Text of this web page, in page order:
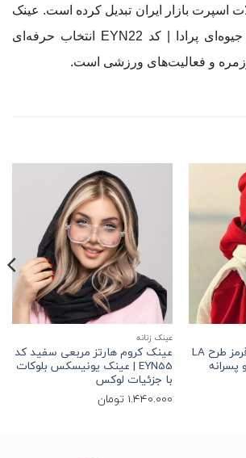
اسپرت بازار ایران تبدیل کرده است. عینک
مردانه ورزشی لنز جیوه‌ای پرادا | کد EYN22 انتخاب حرفه‌ای
و فعالیت‌های ورزشی است.
کلاه زمستانی بافتنی قرمز طرح LA
عینک زنانه
عینک کروم هارتز مربعی سفید کد
EYN55 | عینک یونیسکس بلوکات
با جزئیات لوکس
1.440.000تومان